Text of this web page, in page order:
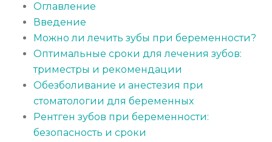
Оглавление
Введение
Можно ли лечить зубы при беременности?
Оптимальные сроки для лечения зубов:
триместры и рекомендации
Обезболивание и анестезия при
стоматологии для беременных
Рентген зубов при беременности:
безопасность и сроки